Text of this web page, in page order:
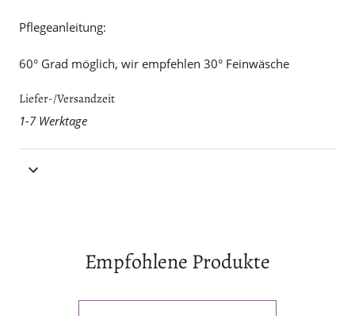
Pflegeanleitung:
60° Grad möglich, wir empfehlen 30° Feinwäsche
Liefer-/Versandzeit
1-7 Werktage
Empfohlene Produkte